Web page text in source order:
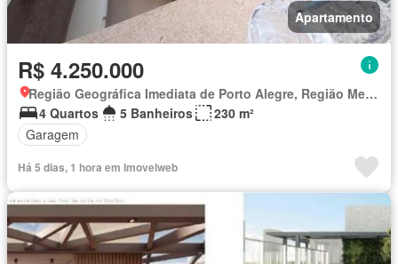
Apartamento
R$ 4.250.000
Região Geográfica Imediata de Porto Alegre, Região Metropolitana de Porto Alegre
4 Quartos
5 Banheiros
230 m²
Garagem
Há 5 dias, 1 hora em Imovelweb